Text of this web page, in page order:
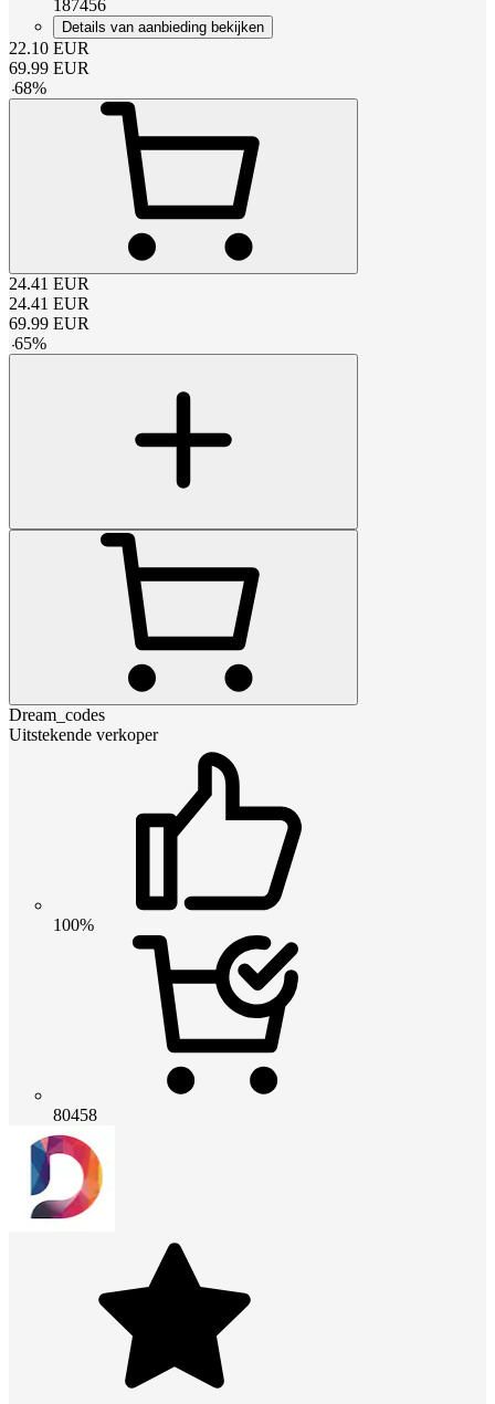
187456
Details van aanbieding bekijken
22.10 EUR
69.99 EUR
-68%
24.41 EUR
24.41 EUR
69.99 EUR
-65%
Dream_codes
Uitstekende verkoper
100%
80458